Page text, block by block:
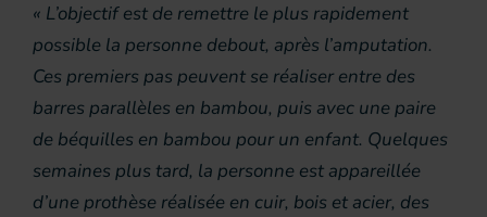
« L’objectif est de remettre le plus rapidement
possible la personne debout, après l’amputation.
Ces premiers pas peuvent se réaliser entre des
barres parallèles en bambou, puis avec une paire
de béquilles en bambou pour un enfant. Quelques
semaines plus tard, la personne est appareillée
d’une prothèse réalisée en cuir, bois et acier, des